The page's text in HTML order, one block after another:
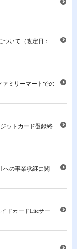
ついて（改定日：
ァミリーマートでの
ジットカード登録終
への事業承継に関
ドカードLiteサー